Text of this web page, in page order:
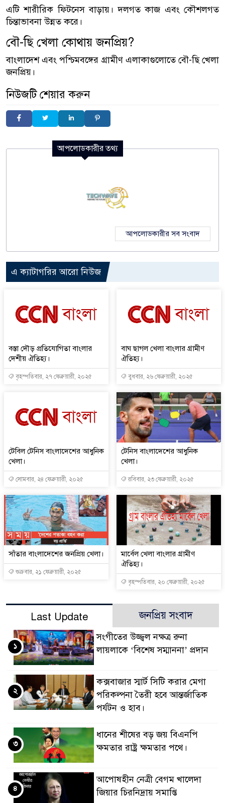
এটি শারীরিক ফিটনেস বাড়ায়। দলগত কাজ এবং কৌশলগত
চিন্তাভাবনা উন্নত করে।
বৌ-ছি খেলা কোথায় জনপ্রিয়?
বাংলাদেশ এবং পশ্চিমবঙ্গের গ্রামীণ এলাকাগুলোতে বৌ-ছি খেলা
জনপ্রিয়।
নিউজটি শেয়ার করুন
আপলোডকারীর তথ্য
আপলোডকারীর সব সংবাদ
এ ক্যাটাগরির আরো নিউজ
বস্তা দৌড় প্রতিযোগিতা বাংলার
দেশীয় ঐতিহ্য।
বৃহস্পতিবার, ২৭ ফেব্রুয়ারী, ২০২৫
বাঘ ছাগল খেলা বাংলার গ্রামীণ
ঐতিহ্য।
বুধবার, ২৬ ফেব্রুয়ারী, ২০২৫
টেবিল টেনিস বাংলাদেশের আধুনিক
খেলা।
সোমবার, ২৪ ফেব্রুয়ারী, ২০২৫
টেনিস বাংলাদেশের আধুনিক
খেলা।
রবিবার, ২৩ ফেব্রুয়ারী, ২০২৫
সাঁতার বাংলাদেশের জনপ্রিয় খেলা।
শুক্রবার, ২১ ফেব্রুয়ারী, ২০২৫
মার্বেল খেলা বাংলার গ্রামীণ
ঐতিহ্য।
বৃহস্পতিবার, ২০ ফেব্রুয়ারী, ২০২৫
Last Update জনপ্রিয় সংবাদ
সংগীতের উজ্জ্বল নক্ষত্র রুনা
লায়লাকে ‘বিশেষ সম্মাননা’ প্রদান
১
কক্সবাজার স্মার্ট সিটি করার মেগা
পরিকল্পনা তৈরী হবে আন্তর্জাতিক
পর্যটন ও হাব।
২
ধানের শীষের বড় জয় বিএনপি
ক্ষমতার রাষ্ট্র ক্ষমতার পথে।
৩
আপোষহীন নেত্রী বেগম খালেদা
জিয়ার চিরনিদ্রায় সমাপ্তি
৪